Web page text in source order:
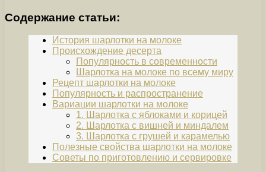
Содержание статьи:
История шарлотки на молоке
Происхождение десерта
Популярность в современности
Шарлотка на молоке по всему миру
Рецепт шарлотки на молоке
Популярность и распространение
Вариации шарлотки на молоке
1. Шарлотка с яблоками и корицей
2. Шарлотка с вишней и миндалем
3. Шарлотка с грушей и карамелью
Полезные свойства шарлотки на молоке
Советы по приготовлению и сервировке